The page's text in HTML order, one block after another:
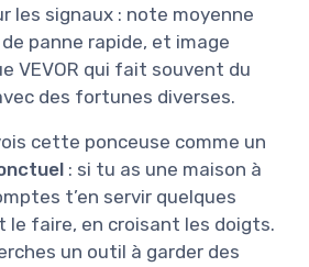
les signaux : note moyenne
panne rapide, et image
VEVOR qui fait souvent du
des fortunes diverses.
cette ponceuse comme un
: si tu as une maison à
t’en servir quelques
le faire, en croisant les doigts.
un outil à garder des